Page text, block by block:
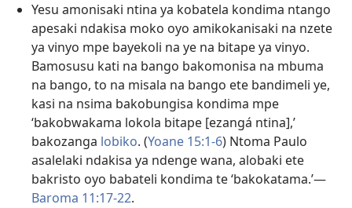
Yesu amonisaki ntina ya kobatela kondima ntango
apesaki ndakisa moko oyo amikokanisaki na nzete
ya vinyo mpe bayekoli na ye na bitape ya vinyo.
Bamosusu kati na bango bakomonisa na mbuma
na bango, to na misala na bango ete bandimeli ye,
kasi na nsima bakobungisa kondima mpe
‘bakobwakama lokola bitape [ezangá ntina],’
bakozanga lobiko. (Yoane 15:1-6) Ntoma Paulo
asalelaki ndakisa ya ndenge wana, alobaki ete
bakristo oyo babateli kondima te ‘bakokatama.’​—
Baroma 11:17-22.